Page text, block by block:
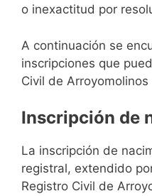
o inexactitud por
A continuación se
inscripciones que
Civil de Arroyomolinos
Inscripción de
La inscripción de
registral, extendido
Registro Civil de